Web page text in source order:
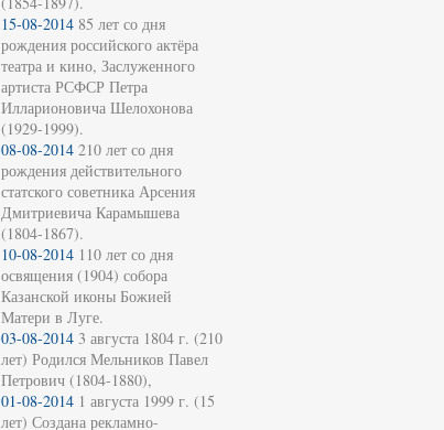
15-08-2014 85 лет со дня
рождения российского актёра
театра и кино, Заслуженного
артиста РСФСР Петра
Илларионовича Шелохонова
(1929-1999).
08-08-2014 210 лет со дня
рождения действительного
статского советника Арсения
Дмитриевича Карамышева
(1804-1867).
10-08-2014 110 лет со дня
освящения (1904) собора
Казанской иконы Божией
Матери в Луге.
03-08-2014 3 августа 1804 г. (210
лет) Родился Мельников Павел
Петрович (1804-1880),
01-08-2014 1 августа 1999 г. (15
лет) Создана рекламно-